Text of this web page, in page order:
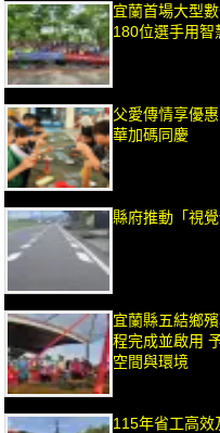
宜蘭首場大型
180位選手用智
父愛傳情享優
華加碼同慶
縣府推動「視
宜蘭縣五結鄉
程完成並啟用
空間與環境
115年省工高